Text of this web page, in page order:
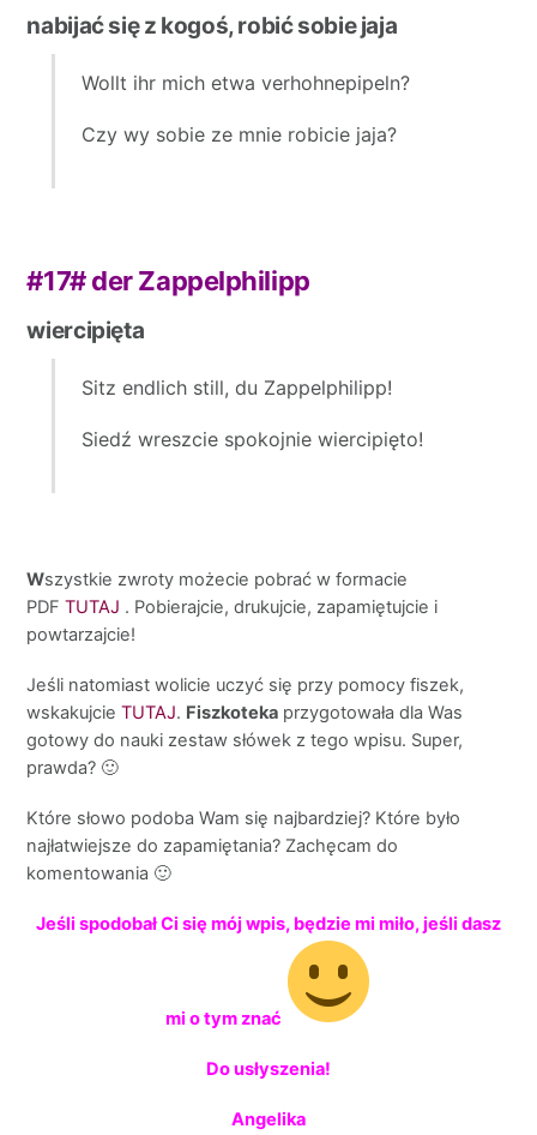
nabijać się z kogoś, robić sobie jaja
Wollt ihr mich etwa verhohnepipeln?
Czy wy sobie ze mnie robicie jaja?
#17#der Zappelphilipp
wiercipięta
Sitz endlich still, du Zappelphilipp!
Siedź wreszcie spokojnie wiercipięto!
Wszystkie zwroty możecie pobrać w formacie
PDFTUTAJ . Pobierajcie, drukujcie, zapamiętujcie i
powtarzajcie!
Jeśli natomiast wolicie uczyć się przy pomocy fiszek,
wskakujcieTUTAJ. Fiszkoteka przygotowała dla Was
gotowy do nauki zestaw słówek z tego wpisu. Super,
prawda? 🙂
Które słowo podoba Wam się najbardziej? Które było
najłatwiejsze do zapamiętania? Zachęcam do
komentowania 🙂
Jeśli spodobał Ci się mój wpis, będzie mi miło, jeśli dasz
mi o tym znać
Do usłyszenia!
Angelika